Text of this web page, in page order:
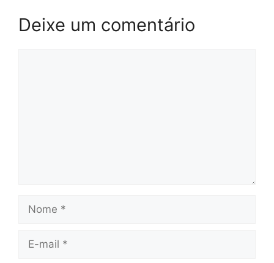
Deixe um comentário
mail